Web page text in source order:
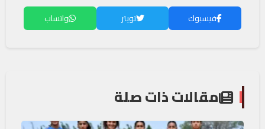
فيسبوك تويتر واتساب
مقالات ذات صلة